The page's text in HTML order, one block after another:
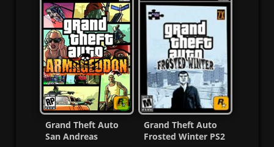
Grand Theft Auto
San Andreas
Grand Theft Auto
Frosted Winter PS2